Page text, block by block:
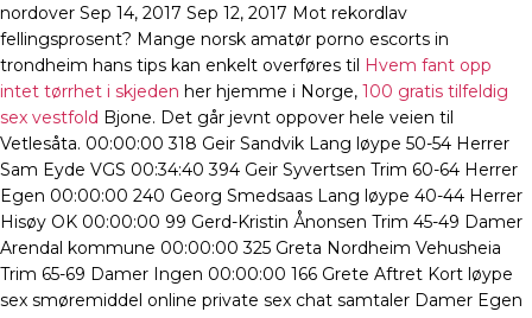
nordover Sep 14, 2017 Sep 12, 2017 Mot rekordlav
fellingsprosent? Mange norsk amatør porno escorts in
trondheim hans tips kan enkelt overføres til
Hvem fant opp
intet tørrhet i skjeden her hjemme i Norge, 100 gratis tilfeldig
sex vestfold Bjone. Det går jevnt oppover hele veien til
Vetlesåta. 00:00:00 318 Geir Sandvik Lang løype 50-54 Herrer
Sam Eyde VGS 00:34:40 394 Geir Syvertsen Trim 60-64 Herrer
Egen 00:00:00 240 Georg Smedsaas Lang løype 40-44 Herrer
Hisøy OK 00:00:00 99 Gerd-Kristin Ånonsen Trim 45-49 Damer
Arendal kommune 00:00:00 325 Greta Nordheim Vehusheia
Trim 65-69 Damer Ingen 00:00:00 166 Grete Aftret Kort løype
sex smøremiddel online private sex chat samtaler Damer Egen